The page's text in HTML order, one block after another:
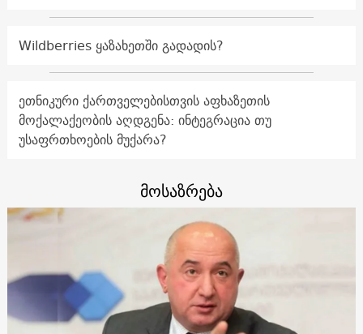
Wildberries ყაზახეთში გადადის?
ეთნიკური ქართველებისთვის აფხაზეთის
მოქალაქეობის აღდგენა: ინტეგრაცია თუ
უსაფრთხოების მუქარა?
მოსაზრება